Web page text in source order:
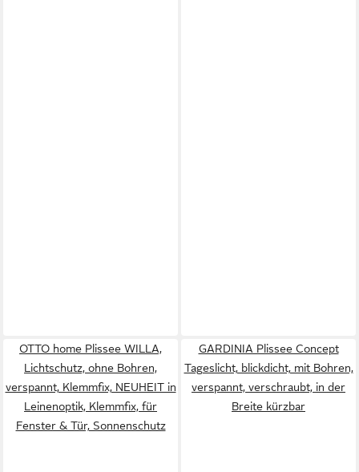
OTTO home Plissee WILLA,
Lichtschutz, ohne Bohren,
verspannt, Klemmfix, NEUHEIT in
Leinenoptik, Klemmfix, für
Fenster & Tür, Sonnenschutz
GARDINIA Plissee Concept
Tageslicht, blickdicht, mit Bohren,
verspannt, verschraubt, in der
Breite kürzbar